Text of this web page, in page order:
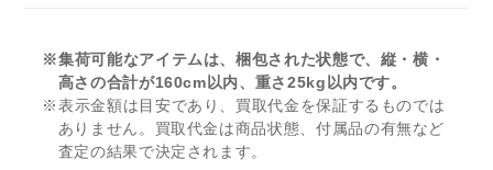
※集荷可能なアイテムは、梱包された状態で、縦・横・
高さの合計が160cm以内、重さ25kg以内です。
※表示金額は目安であり、買取代金を保証するものでは
ありません。買取代金は商品状態、付属品の有無など
査定の結果で決定されます。